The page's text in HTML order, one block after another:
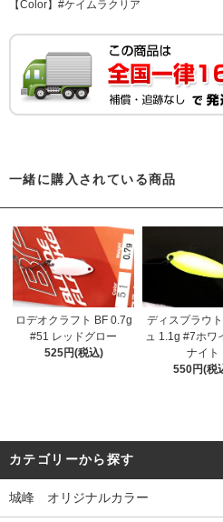
【Color】#ケイムラクリア
一緒に購入されている商品
ロデオクラフト BF 0.7g
#51 レッドグロー
525円(税込)
ディスプラウ
ュ 1.1g #7ホワ
ナイト
550円(税
カテゴリーから探す
城峰 オリジナルカラー